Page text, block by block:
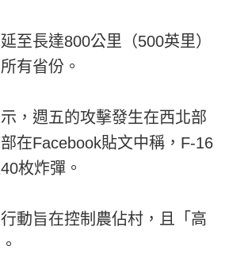
至長達800公里（500英里）
有省份。
，週五的攻擊發生在西北部
在Facebook貼文中稱，F-16
枚炸彈。
動旨在控制農佔村，且「高